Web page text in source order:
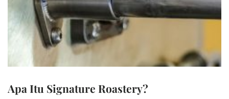
Apa Itu Signature Roastery?